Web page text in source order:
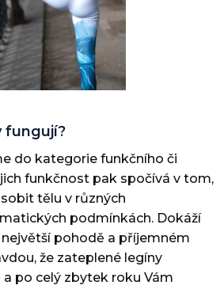
fungují?
do kategorie funkčního či
funkčnost pak spočívá v tom,
tělu v různých
podmínkách. Dokáží
pohodě a příjemném
že zateplené legíny
po celý zbytek roku Vám